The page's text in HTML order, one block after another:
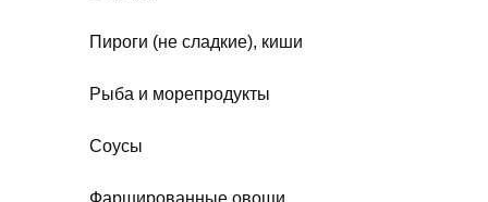
Пироги (не сладкие), киши
Рыба и морепродукты
Соусы
Фаршированные овощи